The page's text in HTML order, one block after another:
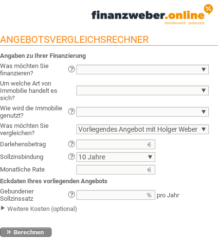
ANGEBOTSVERGLEICHSRECHNER
Angaben zu Ihrer Finanzierung
Was möchten Sie
finanzieren?
Um welche Art von
Immobilie handelt es
sich?
Wie wird die Immobilie
genutzt?
Was möchten Sie
vergleichen?
Vorliegendes Angebot mit Holger Weber
Darlehensbetrag
Sollzinsbindung
10 Jahre
Monatliche Rate
Eckdaten Ihres vorliegenden Angebots
Gebundener
Sollzinssatz
pro Jahr
Weitere Kosten (optional)
Berechnen